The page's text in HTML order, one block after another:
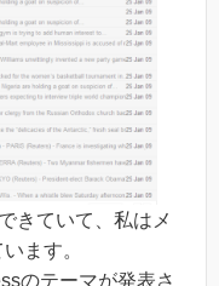
きていて、私はメ
ます。
のテーマが発表さ